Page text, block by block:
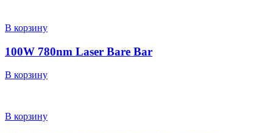
В корзину
100W 780nm Laser Bare Bar
В корзину
В корзину